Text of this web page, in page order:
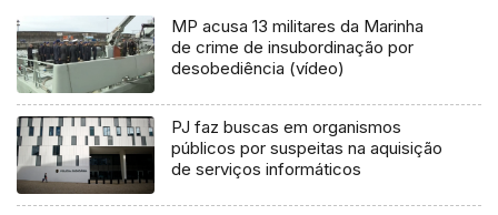
MP acusa 13 militares da Marinha
de crime de insubordinação por
desobediência (vídeo)
PJ faz buscas em organismos
públicos por suspeitas na aquisição
de serviços informáticos